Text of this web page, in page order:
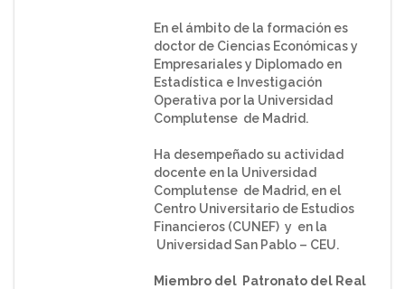
En el ámbito de la formación es
doctor de Ciencias Económicas y
Empresariales y Diplomado en
Estadística e Investigación
Operativa por la Universidad
Complutense de Madrid.
Ha desempeñado su actividad
docente en la Universidad
Complutense de Madrid, en el
Centro Universitario de Estudios
Financieros (CUNEF) y en la
Universidad San Pablo – CEU.
Miembro del Patronato del Real